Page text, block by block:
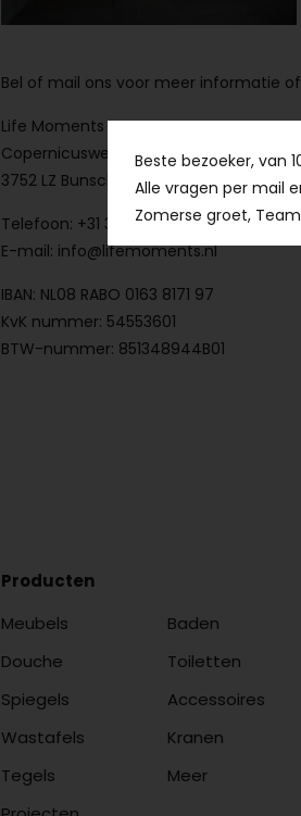
Bel of mail ons voor meer informatie
Life Moments B.V.
Copernicusweg 3
3752 LZ Bunschoten-Spakenburg
Telefoon: +31 33 2587442
E-mail: info@lifemoments.nl
IBAN: NL08 RABO 0163 8171 97
KvK nummer: 54553601
BTW-nummer: 851348944B01
Producten
Meubels
Baden
Douche
Toiletten
Spiegels
Accessoires
Wastafels
Kranen
Tegels
Meer
Beste bezoeker, van
Alle vragen per mail
Zomerse groet,